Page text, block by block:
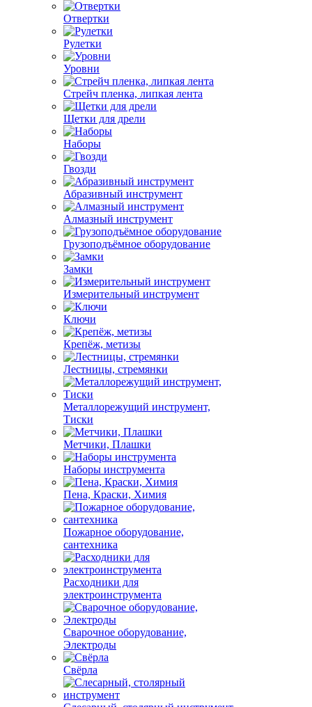
Отвертки
Рулетки
Уровни
Стрейч пленка, липкая лента
Щетки для дрели
Наборы
Гвозди
Абразивный инструмент
Алмазный инструмент
Грузоподъёмное оборудование
Замки
Измерительный инструмент
Ключи
Крепёж, метизы
Лестницы, стремянки
Металлорежущий инструмент,
Тиски
Метчики, Плашки
Наборы инструмента
Пена, Краски, Химия
Пожарное оборудование,
сантехника
Расходники для
электроинструмента
Сварочное оборудование,
Электроды
Свёрла